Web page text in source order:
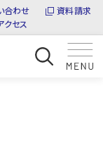
合わせ
資料請求
クセス